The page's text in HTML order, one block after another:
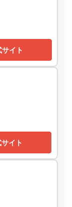
イト
イト